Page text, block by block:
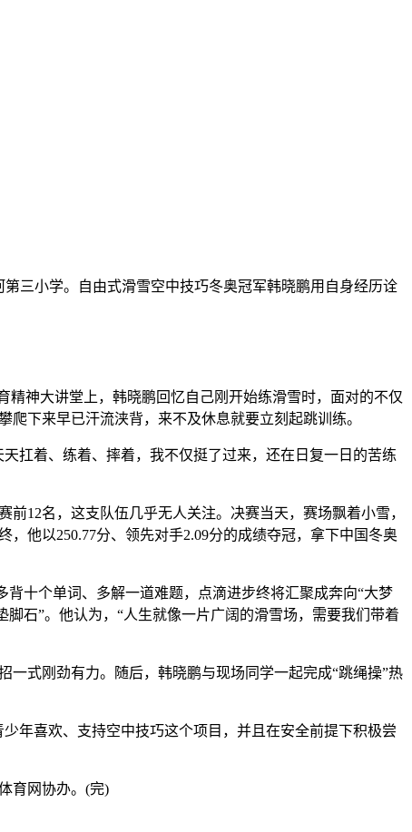
三小学。自由式滑雪空中技巧冬奥冠军韩晓鹏用自身经历诠
神大讲堂上，韩晓鹏回忆自己刚开始练滑雪时，面对的不仅
下来早已汗流浃背，来不及休息就要立刻起跳训练。
扛着、练着、摔着，我不仅挺了过来，还在日复一日的苦练
12名，这支队伍几乎无人关注。决赛当天，赛场飘着小雪，
他以250.77分、领先对手2.09分的成绩夺冠，拿下中国冬奥
十个单词、多解一道难题，点滴进步终将汇聚成奔向“大梦
石”。他认为，“人生就像一片广阔的滑雪场，需要我们带着
式刚劲有力。随后，韩晓鹏与现场同学一起完成“跳绳操”热
年喜欢、支持空中技巧这个项目，并且在安全前提下积极尝
育网协办。(完)